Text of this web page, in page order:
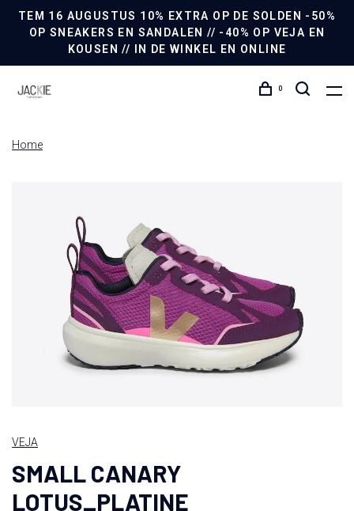
TEM 16 AUGUSTUS 10% EXTRA OP DE SOLDEN -50%
OP SNEAKERS EN SANDALEN // -40% OP VEJA EN
KOUSEN // IN DE WINKEL EN ONLINE
0
Home
VEJA
SMALL CANARY
LOTUS_PLATINE